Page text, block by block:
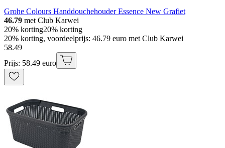
Grohe Colours Handdouchehouder Essence New Grafiet
46.79 met Club Karwei
20% korting20% korting
20% korting, voordeelprijs: 46.79 euro met Club Karwei
58.49
Prijs: 58.49 euro